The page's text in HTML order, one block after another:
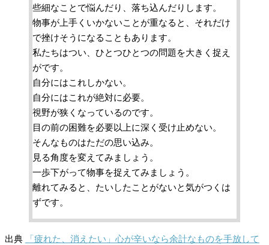
些細なことで悩んだり、落ち込んだりします。
物事が上手くいかないことが重なると、それだけ
で挫けそうになることもあります。
私たちはつい、ひとつひとつの問題を大きく捉え
がです。
自分にはこれしかない。
自分にはこれが絶対に必要。
視野が狭くなっているのです。
目の前の困難を必要以上に深く受け止めない。
そんなものはただの思い込み。
見る角度を変えてみましょう。
一歩下がって物事を捉えてみましょう。
離れてみると、たいしたことがないと気がつくは
ずです。
出典
「疲れた、消えたい」心が辛いなら余計なものを手放して